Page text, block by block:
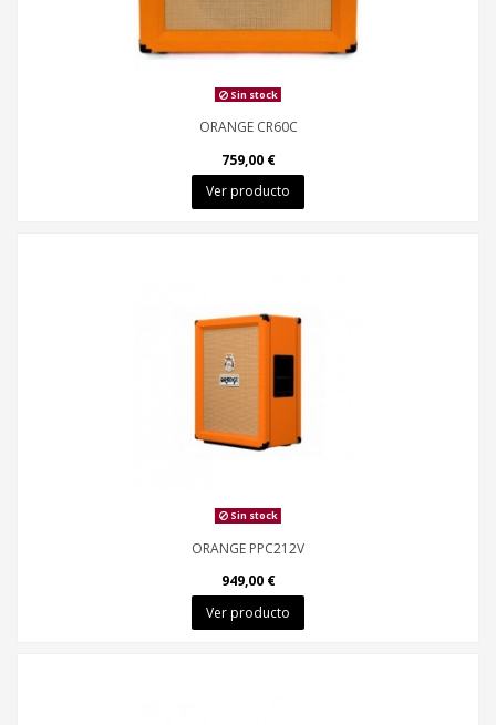
Sin stock
ORANGE CR60C
759,00 €
Ver producto
Sin stock
ORANGE PPC212V
949,00 €
Ver producto